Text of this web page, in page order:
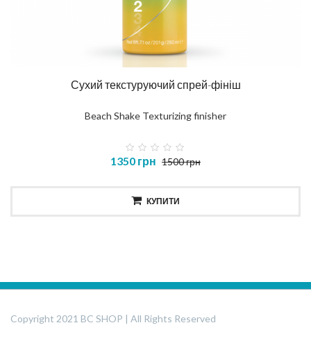
Сухий текстуруючий спрей-фініш
Beach Shake Texturizing finisher
1350 грн 1500 грн
КУПИТИ
Copyright 2021 BC SHOP | All Rights Reserved